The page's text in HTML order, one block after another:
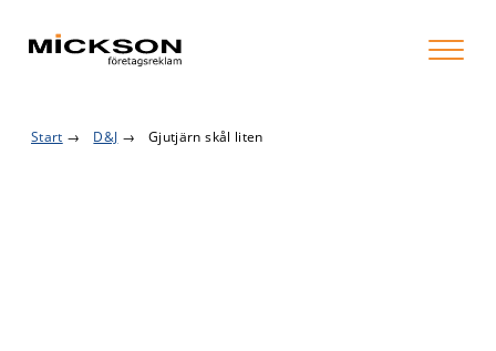
Start → D&J → Gjutjärn skål liten